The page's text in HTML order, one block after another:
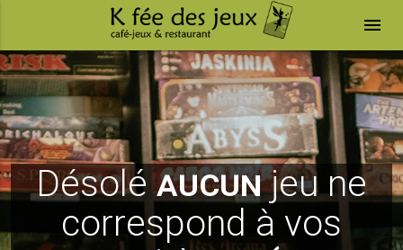
menu
Désoléaucunjeu ne
correspond à vos